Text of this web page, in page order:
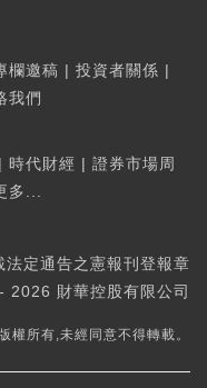
欄邀稿 | 投資者關係 |
我們
| 時代財經 | 證券市場周
多...
法定通告之憲報刊登報章
財華控股有限公司
權所有,未經同意不得轉載。